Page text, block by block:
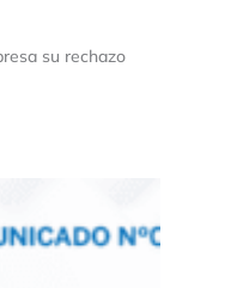
su rechazo